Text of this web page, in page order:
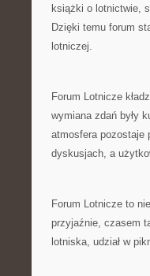
książki o lotnictwie,
Dzięki temu forum
lotniczej.
Forum Lotnicze
wymiana zdań były
atmosfera pozostaje
dyskusjach, a
Forum Lotnicze to
przyjaźnie, czasem
lotniska, udział w